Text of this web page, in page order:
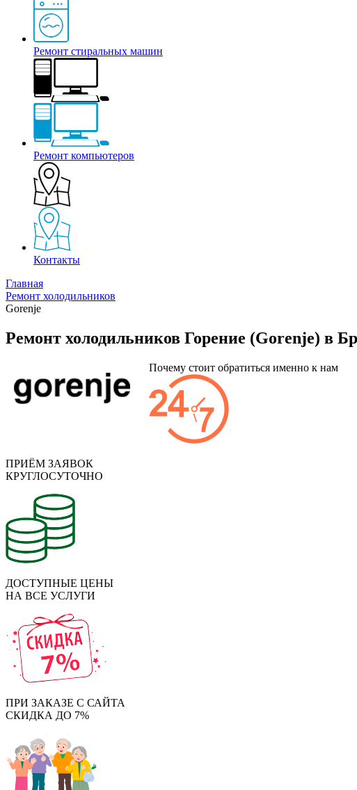
Ремонт стиральных машин
Ремонт компьютеров
Контакты
Главная
Ремонт холодильников
Gorenje
Ремонт холодильников Горение (Gorenje) в
Почему стоит обратиться именно к нам
ПРИЁМ ЗАЯВОК
КРУГЛОСУТОЧНО
ДОСТУПНЫЕ ЦЕНЫ
НА ВСЕ УСЛУГИ
ПРИ ЗАКАЗЕ С САЙТА
СКИДКА ДО 7%